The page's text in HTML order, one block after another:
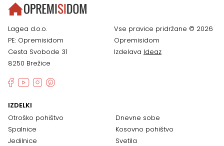
Lagea d.o.o.
PE: Opremisidom
Cesta Svobode 31
8250 Brežice
Vse pravice pridržane © 2026
Opremisidom
Izdelava Ideaz
IZDELKI
Otroško pohištvo
Spalnice
Jedilnice
Dnevne sobe
Kosovno pohištvo
Svetila